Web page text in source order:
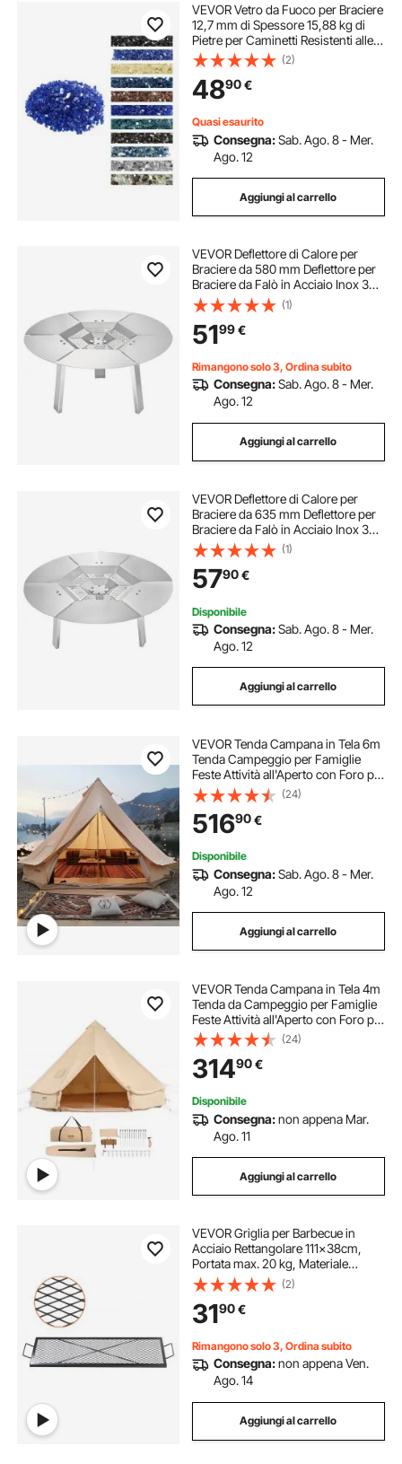
VEVOR Vetro da Fuoco per Braciere
12,7 mm di Spessore 15,88 kg di
Pietre per Caminetti Resistenti alle
Alte Temperature, Riflettenti e Senza
Fumo, Pietre Laviche per Braciere a
Gas, Blu Cobalto
(2)
4890€
Quasi esaurito
Consegna:Sab. Ago. 8 - Mer.
Ago. 12
Aggiungi al carrello
VEVOR Deflettore di Calore per
Braciere da 580 mm Deflettore per
Braciere da Falò in Acciaio Inox 304
per Stufa Solo Yukon, Forma di
Rotonda, Copribruciatore
Staccabile, Accessori da
Campeggio
(1)
5199€
Rimangono solo 3, Ordina subito
Consegna:Sab. Ago. 8 - Mer.
Ago. 12
Aggiungi al carrello
VEVOR Deflettore di Calore per
Braciere da 635 mm Deflettore per
Braciere da Falò in Acciaio Inox 304
per Stufa Solo Yukon, Forma di
Rotonda, Copribruciatore
Staccabile, Accessori da
Campeggio
(1)
5790€
Disponibile
Consegna:Sab. Ago. 8 - Mer.
Ago. 12
Aggiungi al carrello
VEVOR Tenda Campana in Tela 6m
Tenda Campeggio per Famiglie
Feste Attività all'Aperto con Foro per
Stufa a Legna e Borse di Stoccaggio
Capienza ca. 10 Persone, BBQ
Esterno, Gruppi all'Aperto, Caccia
(24)
51690€
Disponibile
Consegna:Sab. Ago. 8 - Mer.
Ago. 12
Aggiungi al carrello
VEVOR Tenda Campana in Tela 4m
Tenda da Campeggio per Famiglie
Feste Attività all'Aperto con Foro per
Stufa a Legna e Borse di Stoccaggio
Capienza ca. 6 Persone, BBQ
Esterno, Gruppi all'Aperto, Caccia
(24)
31490€
Disponibile
Consegna:non appena Mar.
Ago. 11
Aggiungi al carrello
VEVOR Griglia per Barbecue in
Acciaio Rettangolare 111x38cm,
Portata max. 20 kg, Materiale
Utensili per BBQ, Staffa a Forma di X
per Barbecue Braciere, Picnic,
Campeggio, Viaggio, Giardino,
Cortile
(2)
3190€
Rimangono solo 3, Ordina subito
Consegna:non appena Ven.
Ago. 14
Aggiungi al carrello